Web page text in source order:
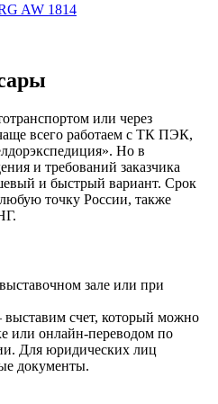
AW 1814
или через
всего работаем с ТК ПЭК,
Но в
и требований заказчика
и быстрый вариант. Срок
точку России, также
зале или при
счет, который можно
или онлайн-переводом по
Для юридических лиц
документы.